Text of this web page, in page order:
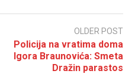
OLDER POST
Policija na vratima doma
Igora Braunovića: Smeta
Dražin parastos